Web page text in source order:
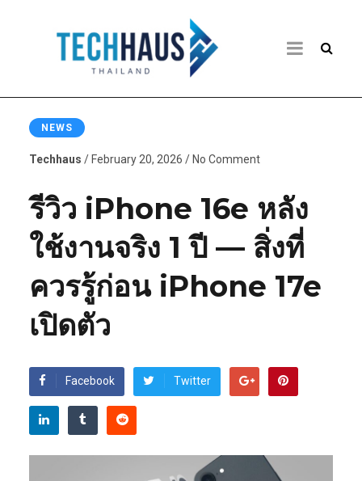
NEWS
Techhaus / February 20, 2026 / No Comment
รีวิว iPhone 16e หลัง
ใช้งานจริง 1 ปี — สิ่งที่
ควรรู้ก่อน iPhone 17e
เปิดตัว
Facebook Twitter